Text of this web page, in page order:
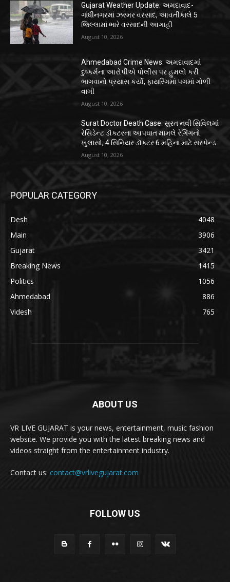
Gujarat Weather Update: અમદાવાદ-
ગાંધીનગરમાં ઝરમર વરસાદ, આવતીકાલે 5
જિલ્લામાં ભારે વરસાદની આગાહી
August 10, 2026
Ahmedabad Crime News: અમદાવાદમાં
દુષ્કર્મના આરોપીએ પોલીસ પર હુમલો કરી
ભાગવાનો પ્રયાસ કર્યો, ફાયરિંગમાં પગમાં ગોળી
વાગી
August 10, 2026
Surat Doctor Death Case: સુરત નવી સિવિલમાં
રેસિડેન્ટ ડૉક્ટરના આપઘાત મામલે રેગિંગનો
ખુલાસો, 4 સિનિયર ડૉક્ટર 6 મહિના માટે સસ્પેન્ડ
August 10, 2026
POPULAR CATEGORY
Desh
4048
Main
3906
Gujarat
3421
Breaking News
1415
Politics
1056
Ahmedabad
886
Videsh
765
ABOUT US
VR LIVE GUJARAT is your news, entertainment, music fashion
website. We provide you with the latest breaking news and
videos straight from the entertainment industry.
Contact us: contact@vrlivegujarat.com
FOLLOW US